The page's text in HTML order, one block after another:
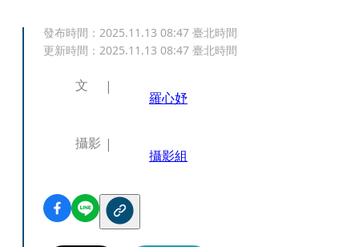
發布時間： 2025.11.13 08:47 臺北時間
更新時間： 2025.11.13 08:47 臺北時間
文
羅心妤
攝影
攝影組